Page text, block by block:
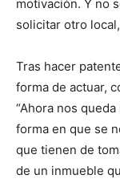
motivación. Y no
solicitar otro
Tras hacer
forma de actuar,
“Ahora nos
forma en que se
que tienen de
de un inmueble